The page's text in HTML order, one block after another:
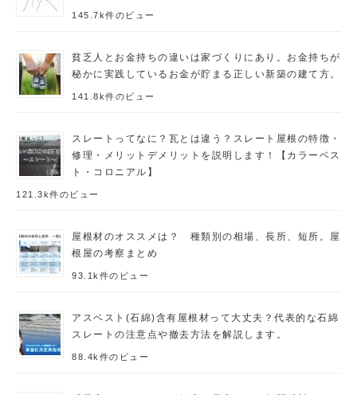
145.7k件のビュー
貧乏人とお金持ちの違いは家づくりにあり。お金持ちが
秘かに実践しているお金が貯まる正しい新築の建て方。
141.8k件のビュー
スレートってなに？瓦とは違う？スレート屋根の特徴・
修理・メリットデメリットを説明します！【カラーベス
ト・コロニアル】
121.3k件のビュー
屋根材のオススメは？ 種類別の相場、長所、短所。屋
根屋の考察まとめ
93.1k件のビュー
アスベスト(石綿)含有屋根材って大丈夫？代表的な石綿
スレートの注意点や撤去方法を解説します。
88.4k件のビュー